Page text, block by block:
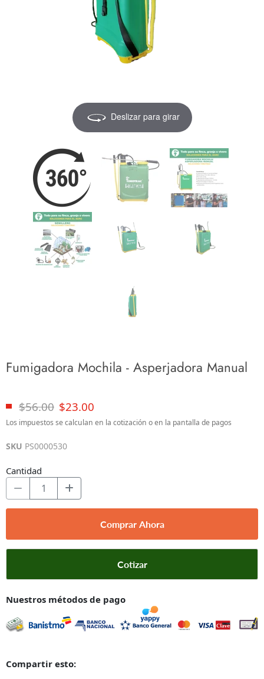
Deslizar para girar
Fumigadora Mochila - Asperjadora Manual
$56.00 $23.00
Los impuestos se calculan en la cotización o en la pantalla de pagos
SKU PS0000530
Cantidad
Comprar Ahora
Cotizar
Nuestros métodos de pago
Compartir esto: